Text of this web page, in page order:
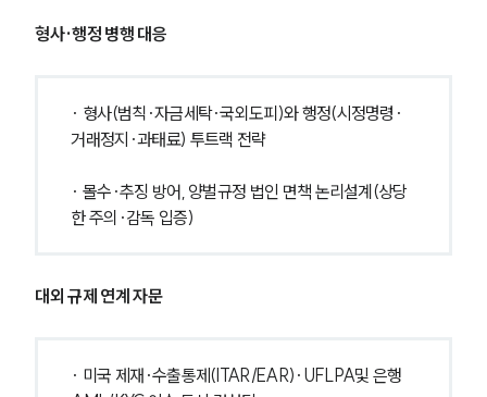
형사·행정 병행 대응
· 형사(범칙·자금세탁·국외도피)와 행정(시정명령·
거래정지·과태료) 투트랙 전략
· 몰수·추징 방어, 양벌규정 법인 면책 논리설계(상당
한 주의·감독 입증)
대외 규제 연계 자문
· 미국 제재·수출통제(ITAR/EAR)·UFLPA및 은행